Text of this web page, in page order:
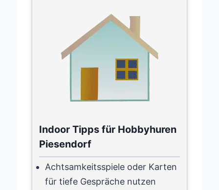
Indoor Tipps für Hobbyhuren
Piesendorf
Achtsamkeitsspiele oder Karten
für tiefe Gespräche nutzen